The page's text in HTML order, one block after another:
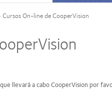
Cursos On-line de CooperVision
llevará a cabo CooperVision por